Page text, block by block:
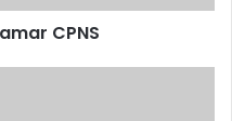
CPNS